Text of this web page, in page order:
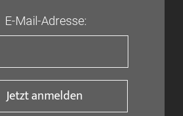
E-Mail-Adresse:
Jetzt anmelden